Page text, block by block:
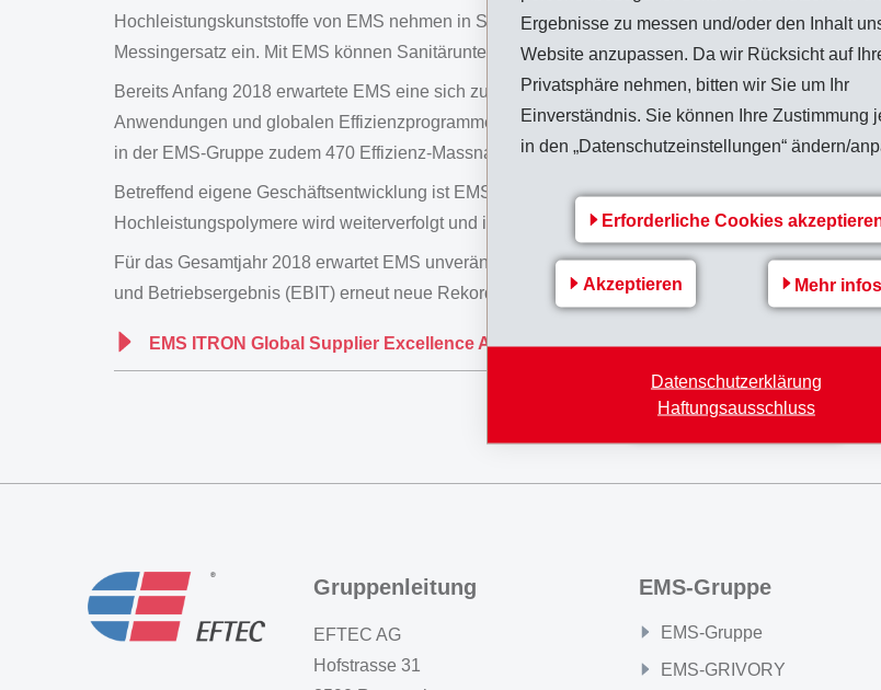
Ergebnisse zu messen und/oder den Inhalt
Website anzupassen. Da wir Rücksicht auf
Privatsphäre nehmen, bitten wir Sie um Ihr
Einverständnis. Sie können Ihre Zustimmung
in den „Datenschutzeinstellungen“ ändern/
Erforderliche Cookies
Akzeptieren Mehr infos
Datenschutzerklärung
Haftungsausschluss
Hochleistungskunststoffe von EMS nehmen in Sanitäranwendungen in den Bereichen Heiss-
Messingersatz ein. Mit EMS können Sanitärunternehmen Kosteneinsparungen von bis zu 60%
Bereits Anfang 2018 erwartete EMS eine sich zunehmend verlangsamende weltweite Konjunktur
Anwendungen und globalen Effizienzprogrammen darauf vor. Die Auszeichnung im
in der EMS-Gruppe zudem 470 Effizienz-Massnahmen in Umsetzung, die bereits 2019 ihre volle
Betreffend eigene Geschäftsentwicklung ist EMS zuversichtlich. Die erfolgreiche Strategie des
Hochleistungspolymere wird weiterverfolgt und innovative Produkte und Lösungen rasch in die
Für das Gesamtjahr 2018 erwartet EMS unverändert einen Nettoumsatz und ein Betriebsergebnis
und Betriebsergebnis (EBIT) erneut neue Rekordwerte erreichen.
EMS ITRON Global Supplier Excellence Award 2018
Zurück zur Übersicht
Gruppenleitung
EFTEC AG
Hofstrasse 31
EMS-Gruppe
EMS-Gruppe
EMS-GRIVORY